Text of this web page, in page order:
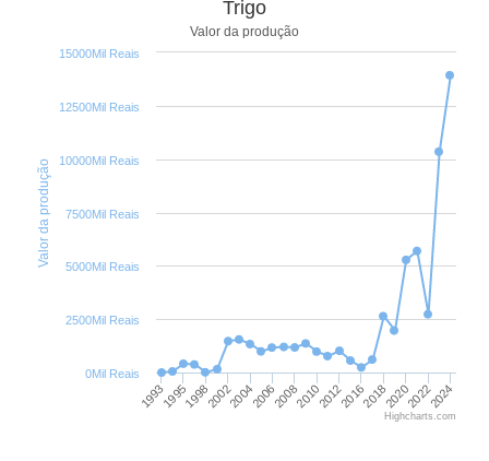
Valor da produção
Trigo
Valor da produção
19931995199820022004200620082010201220162018202020222024
0Mil Reais
2500Mil Reais
5000Mil Reais
7500Mil Reais
10000Mil Reais
12500Mil Reais
15000Mil Reais
Highcharts.com